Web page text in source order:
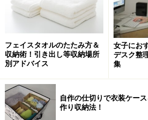
引き出しや吊戸棚の下段で手の届きや
す。流しと調理台から余分なモノがな
や換気扇のパーツを広げて、つけ置
で、スペースが伸び伸びと使えますよ。
フェイスタオルのたたみ方＆
収納術！引き出し等収納場所
別アドバイス
女子にお
デスク整
集
自作の仕切りで衣装ケー
作り収納法！